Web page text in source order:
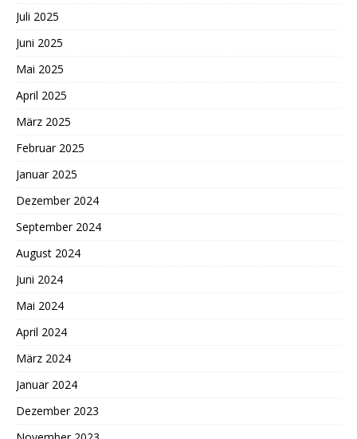
Juli 2025
Juni 2025
Mai 2025
April 2025
März 2025
Februar 2025
Januar 2025
Dezember 2024
September 2024
August 2024
Juni 2024
Mai 2024
April 2024
März 2024
Januar 2024
Dezember 2023